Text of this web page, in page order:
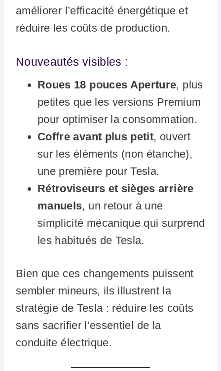
améliorer l’efficacité énergétique et
réduire les coûts de production.
Nouveautés visibles :
Roues 18 pouces Aperture, plus
petites que les versions Premium
pour optimiser la consommation.
Coffre avant plus petit, ouvert
sur les éléments (non étanche),
une première pour Tesla.
Rétroviseurs et sièges arrière
manuels, un retour à une
simplicité mécanique qui surprend
les habitués de Tesla.
Bien que ces changements puissent
sembler mineurs, ils illustrent la
stratégie de Tesla : réduire les coûts
sans sacrifier l’essentiel de la
conduite électrique.